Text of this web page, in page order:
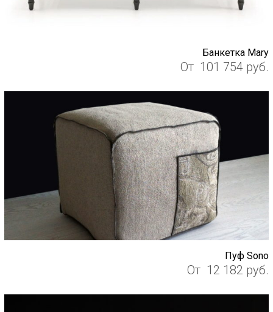
Банкетка Mary
От 101 754 руб.
Пуф Sono
От 12 182 руб.